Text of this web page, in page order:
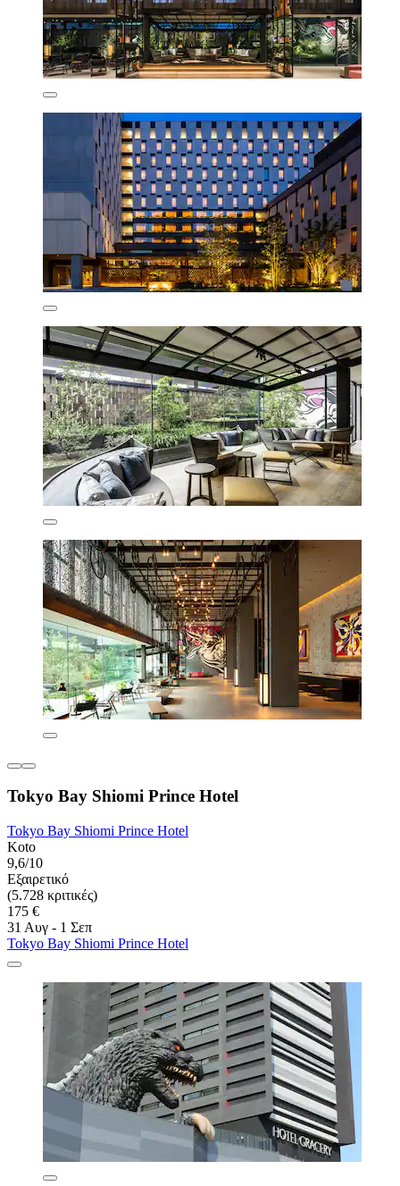
Tokyo Bay Shiomi Prince Hotel
Tokyo Bay Shiomi Prince Hotel
Koto
9,6/10
Εξαιρετικό
(5.728 κριτικές)
175 €
31 Αυγ - 1 Σεπ
Tokyo Bay Shiomi Prince Hotel